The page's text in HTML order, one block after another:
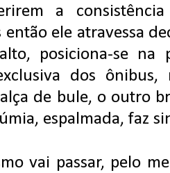
a
então ele atravessa
posiciona-se na
dos
de bule, o outro
espalmada, faz
vai passar, pelo